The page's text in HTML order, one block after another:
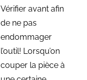
Vérifier avant afin
de ne pas
endommager
l’outil! Lorsqu’on
couper la pièce à